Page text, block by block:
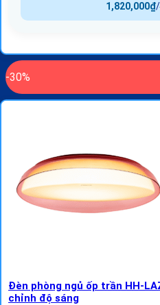
/
1,820,000₫
-30%
Đèn phòng ngủ ốp trần HH-
chỉnh độ sáng